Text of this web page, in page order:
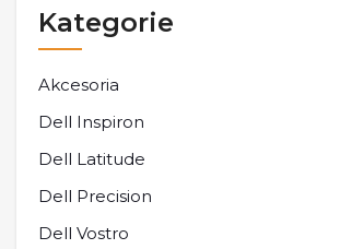
Kategorie
Akcesoria
Dell Inspiron
Dell Latitude
Dell Precision
Dell Vostro